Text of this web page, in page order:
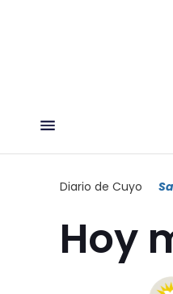
Diario de Cuyo
Hoy